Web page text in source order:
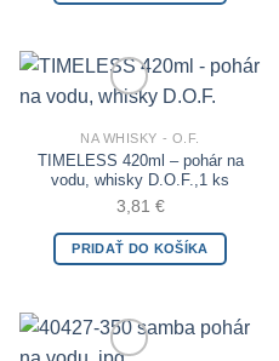
Add to Wishlist
NA WHISKY - O.F.
TIMELESS 420ml – pohár na
vodu, whisky D.O.F.,1 ks
3,81 €
PRIDAŤ DO KOŠÍKA